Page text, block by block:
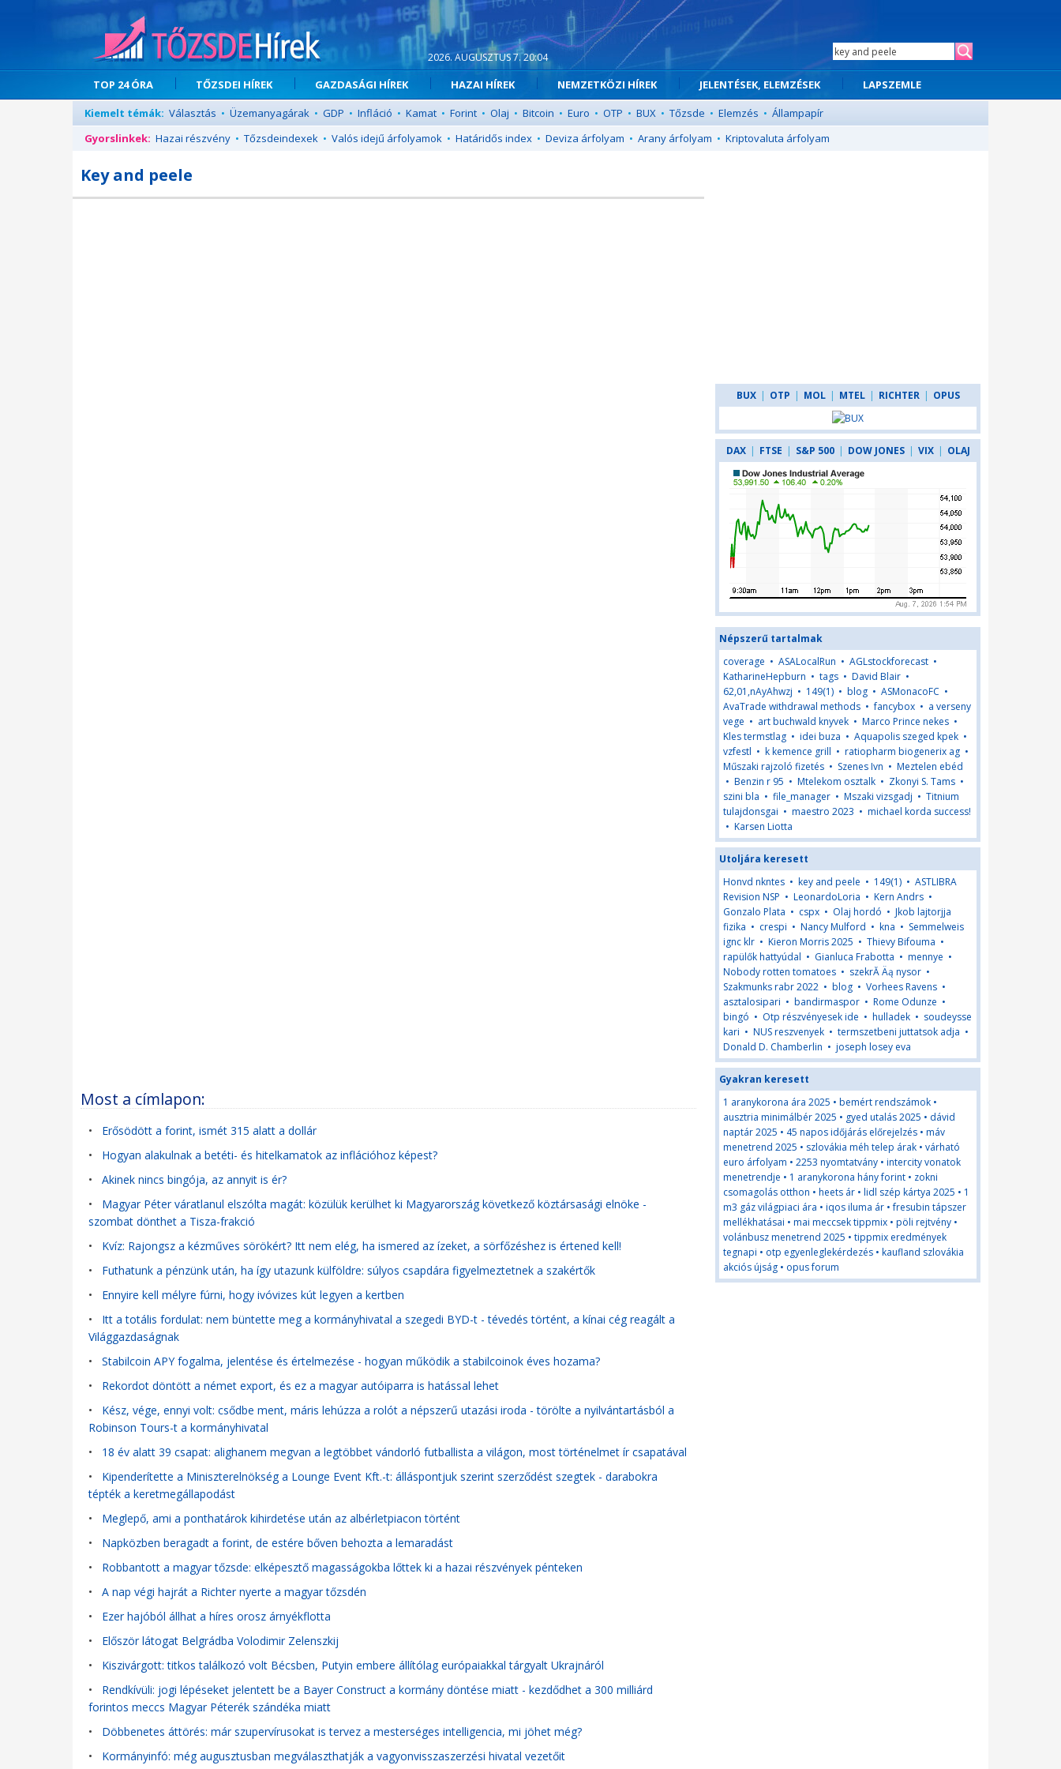
2026. AUGUSZTUS 7. 20:04
TOP 24 ÓRA TŐZSDEI HÍREK GAZDASÁGI HÍREK HAZAI HÍREK NEMZETKÖZI HÍREK JELENTÉSEK, ELEMZÉSEK
LAPSZEMLE
Kiemelt témák: Választás • Üzemanyagárak • GDP • Infláció • Kamat • Forint • Olaj • Bitcoin • Euro • OTP • BUX • Tőzsde • Elemzés • Állampapír
Gyorslinkek: Hazai részvény • Tőzsdeindexek • Valós idejű árfolyamok • Határidős index • Deviza árfolyam • Arany árfolyam • Kriptovaluta árfolyam
Key and peele
Most a címlapon:
• Erősödött a forint, ismét 315 alatt a dollár
• Hogyan alakulnak a betéti- és hitelkamatok az inflációhoz képest?
• Akinek nincs bingója, az annyit is ér?
• Magyar Péter váratlanul elszólta magát: közülük kerülhet ki Magyarország következő köztársasági elnöke -
szombat dönthet a Tisza-frakció
• Kvíz: Rajongsz a kézműves sörökért? Itt nem elég, ha ismered az ízeket, a sörfőzéshez is értened kell!
• Futhatunk a pénzünk után, ha így utazunk külföldre: súlyos csapdára figyelmeztetnek a szakértők
• Ennyire kell mélyre fúrni, hogy ivóvizes kút legyen a kertben
• Itt a totális fordulat: nem büntette meg a kormányhivatal a szegedi BYD-t - tévedés történt, a kínai cég reagált a
Világgazdaságnak
• Stabilcoin APY fogalma, jelentése és értelmezése - hogyan működik a stabilcoinok éves hozama?
• Rekordot döntött a német export, és ez a magyar autóiparra is hatással lehet
• Kész, vége, ennyi volt: csődbe ment, máris lehúzza a rolót a népszerű utazási iroda - törölte a nyilvántartásból a
Robinson Tours-t a kormányhivatal
• 18 év alatt 39 csapat: alighanem megvan a legtöbbet vándorló futballista a világon, most történelmet ír csapatával
• Kipenderítette a Miniszterelnökség a Lounge Event Kft.-t: álláspontjuk szerint szerződést szegtek - darabokra
tépték a keretmegállapodást
• Meglepő, ami a ponthatárok kihirdetése után az albérletpiacon történt
• Napközben beragadt a forint, de estére bőven behozta a lemaradást
• Robbantott a magyar tőzsde: elképesztő magasságokba lőttek ki a hazai részvények pénteken
• A nap végi hajrát a Richter nyerte a magyar tőzsdén
• Ezer hajóból állhat a híres orosz árnyékflotta
• Először látogat Belgrádba Volodimir Zelenszkij
• Kiszivárgott: titkos találkozó volt Bécsben, Putyin embere állítólag európaiakkal tárgyalt Ukrajnáról
• Rendkívüli: jogi lépéseket jelentett be a Bayer Construct a kormány döntése miatt - kezdődhet a 300 milliárd
forintos meccs Magyar Péterék szándéka miatt
• Döbbenetes áttörés: már szupervírusokat is tervez a mesterséges intelligencia, mi jöhet még?
• Kormányinfó: még augusztusban megválaszthatják a vagyonvisszaszerzési hivatal vezetőit
BUX | OTP | MOL | MTEL | RICHTER | OPUS
DAX | FTSE | S&P 500 | DOW JONES | VIX | OLAJ
Népszerű tartalmak
coverage • ASALocalRun • AGLstockforecast •
KatharineHepburn • tags • David Blair •
62,01,nAyAhwzj • 149(1) • blog • ASMonacoFC •
AvaTrade withdrawal methods •fancybox • a verseny
vege • art buchwald knyvek • Marco Prince nekes •
Kles termstlag • idei buza • Aquapolis szeged kpek •
vzfestl • k kemence grill • ratiopharm biogenerix ag •
Műszaki rajzoló fizetés • Szenes Ivn • Meztelen ebéd
• Benzin r 95 • Mtelekom osztalk • Zkonyi S. Tams •
szini bla • file_manager • Mszaki vizsgadj • Titnium
tulajdonsgai • maestro 2023 • michael korda success!
• Karsen Liotta
Utoljára keresett
Honvd nkntes • key and peele • 149(1) • ASTLIBRA
Revision NSP • LeonardoLoria • Kern Andrs •
Gonzalo Plata • cspx • Olaj hordó • Jkob lajtorjja
fizika • crespi • Nancy Mulford • kna • Semmelweis
ignc klr • Kieron Morris 2025 • Thievy Bifouma •
rapülők hattyúdal • Gianluca Frabotta • mennye •
Nobody rotten tomatoes • szekrĂ Äą nysor •
Szakmunks rabr 2022 • blog • Vorhees Ravens •
asztalosipari • bandirmaspor • Rome Odunze •
bingó • Otp részvényesek ide • hulladek • soudeysse
kari • NUS reszvenyek • termszetbeni juttatsok adja •
Donald D. Chamberlin • joseph losey eva
Gyakran keresett
1 aranykorona ára 2025 • bemért rendszámok •
ausztria minimálbér 2025 • gyed utalás 2025 • dávid
naptár 2025 • 45 napos időjárás előrejelzés • máv
menetrend 2025 • szlovákia méh telep árak • várható
euro árfolyam • 2253 nyomtatvány • intercity vonatok
menetrendje • 1 aranykorona hány forint • zokni
csomagolás otthon • heets ár • lidl szép kártya 2025 • 1
m3 gáz világpiaci ára • iqos iluma ár •fresubin tápszer
mellékhatásai • mai meccsek tippmix • pöli rejtvény •
volánbusz menetrend 2025 • tippmix eredmények
tegnapi • otp egyenleglekérdezés • kaufland szlovákia
akciós újság • opus forum